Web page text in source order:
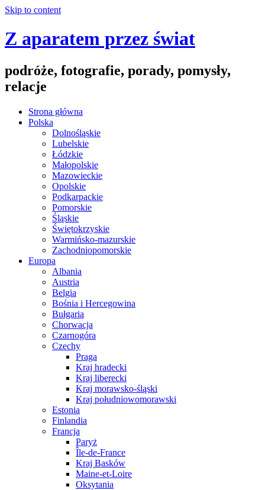
Skip to content
Z aparatem przez świat
podróże, fotografie, porady, pomysły,
relacje
Strona główna
Polska
Dolnośląskie
Lubelskie
Łódzkie
Małopolskie
Mazowieckie
Opolskie
Podkarpackie
Pomorskie
Śląskie
Świętokrzyskie
Warmińsko-mazurskie
Zachodniopomorskie
Europa
Albania
Austria
Belgia
Bośnia i Hercegowina
Bułgaria
Chorwacja
Czarnogóra
Czechy
Praga
Kraj hradecki
Kraj liberecki
Kraj morawsko-śląski
Kraj południowomorawski
Estonia
Finlandia
Francja
Paryż
Île-de-France
Kraj Basków
Maine-et-Loire
Oksytania